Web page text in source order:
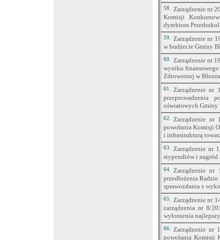
58.
Zarządzenie nr
Komisji
dyrektora
59.
Zarządzenie nr
w budżecie Gminy
60.
Zarządzenie nr
wyniku
Zdrowotnej w
61.
Zarządzenie nr
przeprowadzenia
oświatowych Gminy
62.
Zarządzenie nr
powołania Komisji
i infrastrukturą
63.
Zarządzenie nr
stypendiów i nagród
64.
Zarządzenie nr
przedłożenia
sprawozdania z
65.
Zarządzenie nr
zarządzenia nr 8/
wyłonienia
66.
Zarządzenie nr
powołania Komisji